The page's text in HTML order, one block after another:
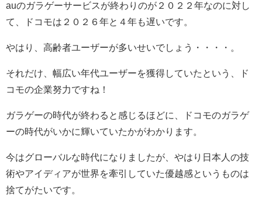
auのガラゲーサービスが終わりのが２０２２年なのに対し
て、ドコモは２０２６年と４年も遅いです。
やはり、高齢者ユーザーが多いせいでしょう・・・・。
それだけ、幅広い年代ユーザーを獲得していたという、ド
コモの企業努力ですね！
ガラゲーの時代が終わると感じるほどに、ドコモのガラゲ
ーの時代がいかに輝いていたかがわかります。
今はグローバルな時代になりましたが、やはり日本人の技
術やアイディアが世界を牽引していた優越感というものは
捨てがたいです。